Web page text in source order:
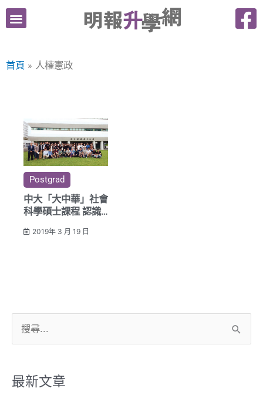
跳
內首頁 人權憲政
Postgrad
中大「大中華」社會
科學碩士課程 認識
強實力
2019年 3 月 19 日
尋
鍵
最新文章